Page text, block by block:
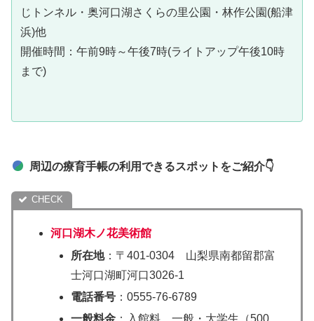
じトンネル・奥河口湖さくらの里公園・林作公園(船津
浜)他
開催時間：午前9時～午後7時(ライトアップ午後10時
まで)
周辺の療育手帳の利用できるスポットをご紹介👇
河口湖木ノ花美術館
所在地：〒401‐0304 山梨県南都留郡富
士河口湖町河口3026‐1
電話番号 ：0555‐76‐6789
一般料金 ：入館料 一般・大学生（500